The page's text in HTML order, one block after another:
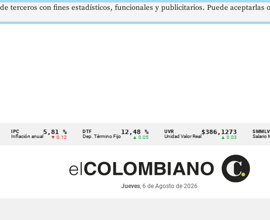
anual
5,81 %
▼ 0.12
DTF
Dep. Término Fijo
12,48 %
▲ 0.05
UVR
Unidad Valor Real
$386,1273 SMMLV
Salario Mínimo
Jueves, 6 de Agosto de 2026
terceros con fines estadísticos, funcionales y publicitarios. Puede aceptarlas